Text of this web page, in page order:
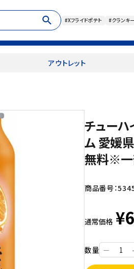
search #Xフライドポテト #クランキ
アウトレット
チュー
ム 愛媛
無料※一
商品番号：
通常価格
数量 ー